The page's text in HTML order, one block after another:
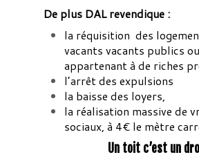
De plus DAL revendique :
la réquisition des
vacants vacants publics
appartenant à de riches
l’arrêt des expulsions
la baisse des loyers,
la réalisation massive de
sociaux, à 4€ le mètre
Un toit c’est un